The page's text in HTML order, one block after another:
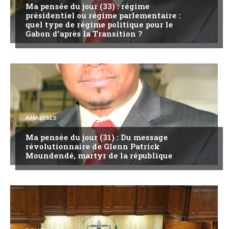
Ma pensée du jour (33) : régime
présidentiel ou régime parlementaire :
quel type de régime politique pour le
Gabon d’après la Transition ?
ANALYSES
Ma pensée du jour (31) : Du message
révolutionnaire de Glenn Patrick
Moundendé, martyr de la république